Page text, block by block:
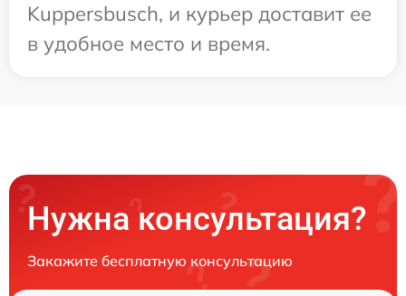
Kuppersbusch, и курьер доставит ее
в удобное место и время.
Нужна консультация?
Закажите бесплатную консультацию